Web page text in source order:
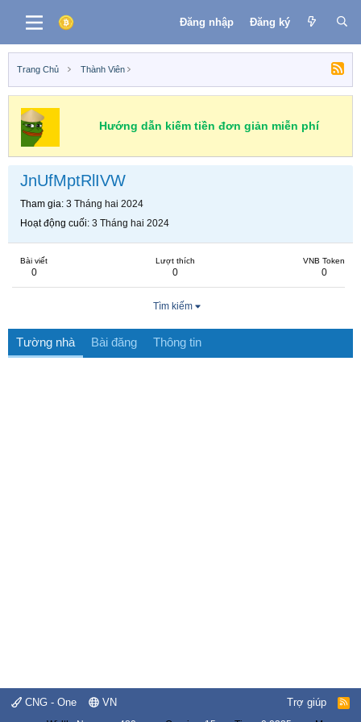
Đăng nhập Đăng ký
Trang Chủ Thành Viên
Hướng dẫn kiếm tiền đơn giản miễn phí
JnUfMptRlIVW
Tham gia 3 Tháng hai 2024
Hoạt động cuối 3 Tháng hai 2024
Bài viết
0
Lượt thích
0
VNB Token
0
Tìm kiếm
Tường nhà Bài đăng Thông tin
CNG - One VN Trợ giúp
R